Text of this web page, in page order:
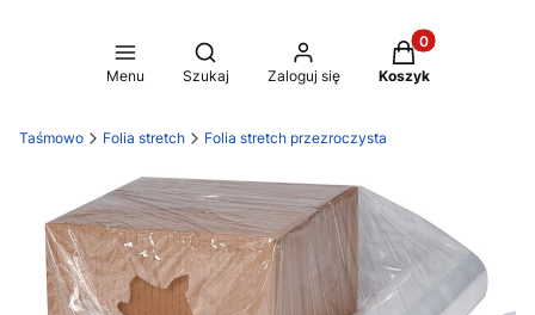
Menu
Otwórz wyszukiwarkę
Szukaj Zaloguj się
Produkty w
Koszyk
Taśmowo Folia stretch Folia stretch przezroczysta